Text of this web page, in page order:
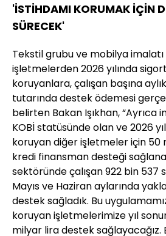
'İSTİHDAMI KORUMAK İÇİN
SÜRECEK'
Tekstil grubu ve mobilya
işletmelerden 2026 yılında
koruyanlara, çalışan başına
tutarında destek ödemesi
belirten Bakan Işıkhan,
KOBİ statüsünde olan ve 2026
koruyan diğer işletmeler için 50
kredi finansman desteği
sektöründe çalışan 922 bin 537
Mayıs ve Haziran aylarında
destek sağladık. Bu
koruyan işletmelerimize yıl
milyar lira destek